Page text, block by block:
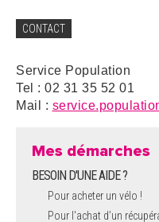
CONTACT
Service Population
Tel : 02 31 35 52 01
Mail :
Mes démarches
BESOIN D'UNE AIDE ?
Pour acheter un vélo !
Pour l'achat d’un